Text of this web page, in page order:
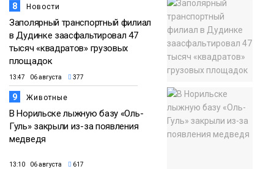
8 Новости
Заполярный транспортный филиал
в Дудинке заасфальтировал 47
тысяч «квадратов» грузовых
площадок
13:47 06 августа 377
9 Животные
В Норильске лыжную базу «Оль-
Гуль» закрыли из-за появления
медведя
13:10 06 августа 617